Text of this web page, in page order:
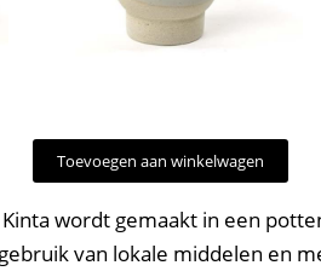
Toevoegen aan winkelwagen
wordt gemaakt in een
van lokale middelen en